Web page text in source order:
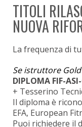
TITOLI
NUOVA
La frequenza di
Se istruttore Gold
DIPLOMA FIF-
+ Tesserino
Il diploma è
EFA, European
Puoi richiedere il